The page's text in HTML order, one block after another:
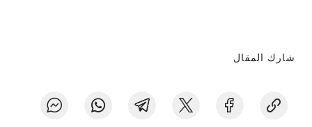
شارك المقال